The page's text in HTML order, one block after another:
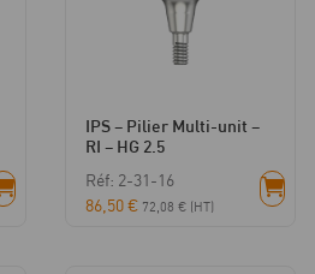
IPS – Pilier Multi-unit –
RI – HG 2.5
Réf: 2-31-16
86,50€ 72,08 € (HT)